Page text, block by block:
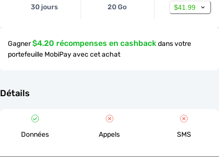
30 jours 20 Go $41.99
Gagner$4.20 récompenses en cashbackdans votre
portefeuille MobiPay avec cet achat
Détails
Données Appels SMS